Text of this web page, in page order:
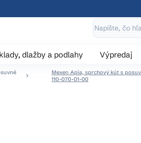
dlažby a podlahy Výpredaj
Mexen Apia, sprchový kút s
110-070-01-00